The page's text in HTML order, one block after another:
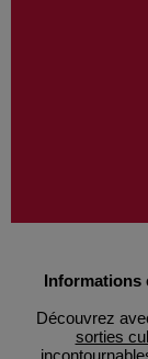
Informations
Découvrez
sorties